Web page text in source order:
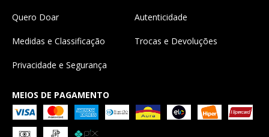
Quero Doar Autenticidade
Medidas e Classificação Trocas e Devoluções
Privacidade e Segurança
MEIOS DE PAGAMENTO